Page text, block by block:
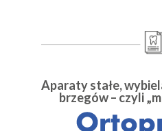
Aparaty stałe,
brzegów – czyli